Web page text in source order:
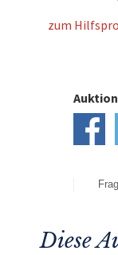
zum
Diese